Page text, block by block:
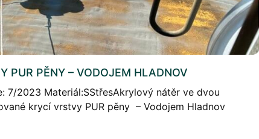
PUR PĚNY – VODOJEM HLADNOV
7/2023 Materiál:SStřesAkrylový nátěr ve dvou
krycí vrstvy PUR pěny – Vodojem Hladnov